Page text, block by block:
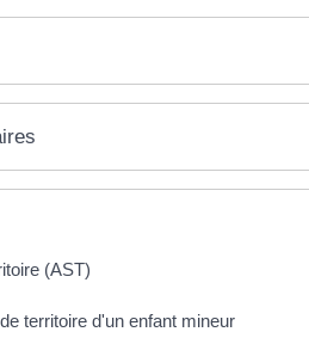
(AST)
territoire d'un enfant mineur